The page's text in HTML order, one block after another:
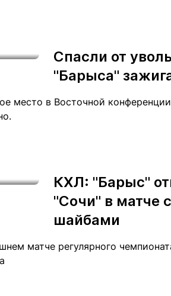
Спасли от
"Барыса"
место в Восточной
КХЛ: "Барыс"
"Сочи" в матче
шайбами
матче регулярного